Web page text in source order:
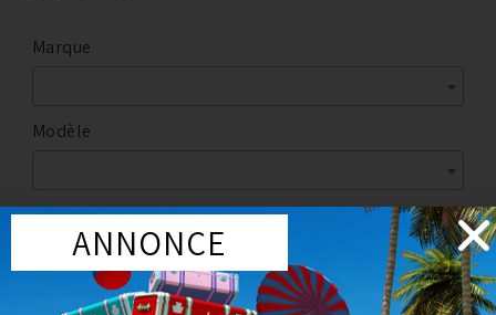
Marque
Modèle
Marque: NISSAN
ANNONCE